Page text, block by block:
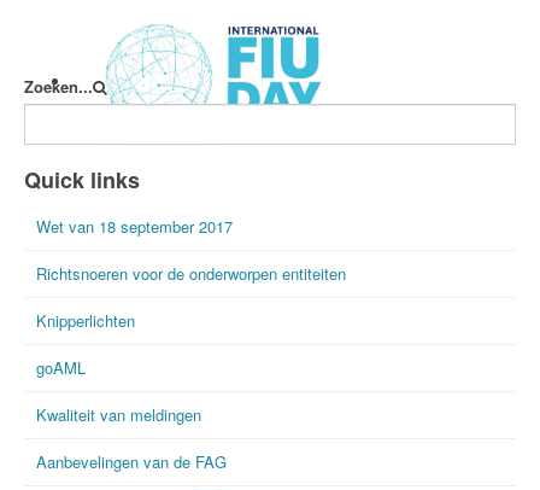
International FIU Day
Zoeken...
Quick links
Wet van 18 september 2017
Richtsnoeren voor de onderworpen entiteiten
Knipperlichten
goAML
Kwaliteit van meldingen
Aanbevelingen van de FAG